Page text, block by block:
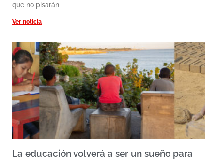
que no pisarán
Ver noticia
La educación volverá a ser un sueño para